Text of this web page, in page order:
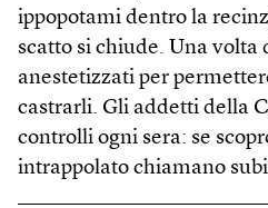
ippopotami dentro la
scatto si chiude. Una
anestetizzati per
castrarli. Gli addetti della
controlli ogni sera: se
intrappolato chiamano